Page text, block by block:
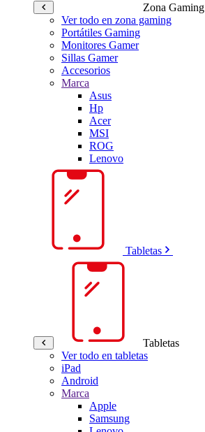
Zona Gaming
Ver todo en zona gaming
Portátiles Gaming
Monitores Gamer
Sillas Gamer
Accesorios
Marca
Asus
Hp
Acer
MSI
ROG
Lenovo
Tabletas
Tabletas
Ver todo en tabletas
iPad
Android
Marca
Apple
Samsung